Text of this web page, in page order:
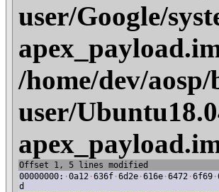
user/Google/
/home/dev/
user/
Offset 1, 5 lines modified
00000000: ·0a12 ·636f ·6d2e ·616e ·6472 ·6f69 ·
d